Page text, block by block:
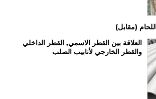
(مقابل)
العلاقة بين القطر الاسمي, القطر الداخلي
والقطر الخارجي لأنابيب الصلب